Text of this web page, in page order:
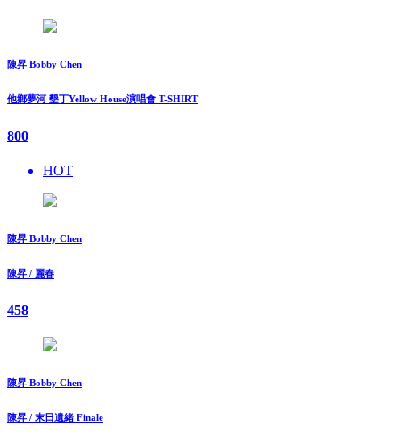
陳昇 Bobby Chen
他鄉夢河 墾丁Yellow House演唱會 T-SHIRT
800
HOT
陳昇 Bobby Chen
陳昇 / 麗春
458
陳昇 Bobby Chen
陳昇 / 末日遺緒 Finale